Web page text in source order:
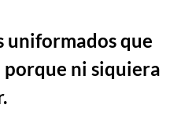
uniformados que
porque ni siquiera